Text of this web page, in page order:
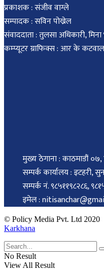
प्रकाशक : संजीव वाग्ले
सम्पादक : सविन पोख्रेल
संवाददाता : तुलसा अधिकारी, मिना
कम्प्यूटर ग्राफिक्स : आर के कटवाल
मुख्य ठेगाना : काठमाडौं ०७,
सम्पर्क कार्यालय : इटहरी,
सम्पर्क नं. ९८५११९८२८६,
इमेल :
© Policy Media Pvt. Ltd 2020
Karkhana
No Result
View All Result